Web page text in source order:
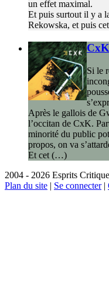
un effet maximal.
Et puis surtout il y a
Rekowska, et puis
Si le
Après le gallois de
l’occitan de CxK.
minorité du public
propos, on va
Et cet (…)
2004 - 2026 Esprits
Plan du site | Se connecter|